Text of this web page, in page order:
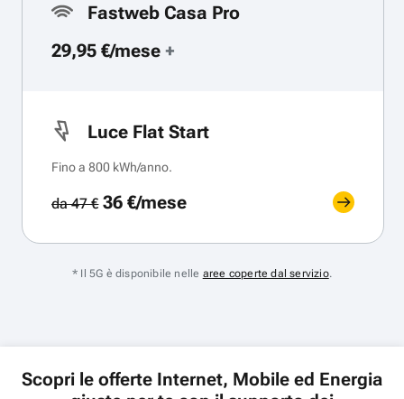
Fastweb Casa Pro
29,95 €/mese +
Luce Flat Start
Fino a 800 kWh/anno.
da 47 €36 €/mese
* Il 5G è disponibile nelle aree coperte dal servizio.
Scopri le offerte Internet, Mobile ed Energia